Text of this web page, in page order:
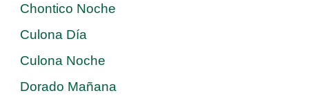
Chontico Noche
Culona Día
Culona Noche
Dorado Mañana